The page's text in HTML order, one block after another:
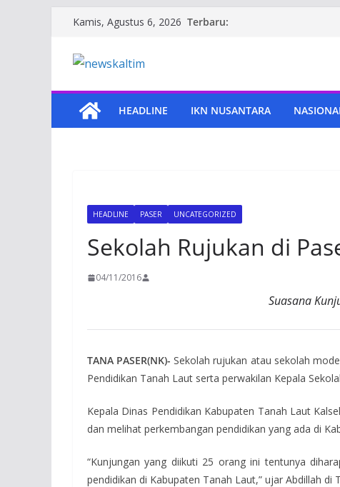
content
Kamis, Agustus 6, 2026 Terbaru:
HEADLINE IKN NUSANTARA
HEADLINE PASER UNCATEGORIZED
Sekolah Rujukan di
04/11/2016
Suasana
TANA PASER(NK)- Sekolah rujukan atau sekolah
Pendidikan Tanah Laut serta perwakilan Kepala
Kepala Dinas Pendidikan Kabupaten Tanah Laut
dan melihat perkembangan pendidikan yang ada di
“Kunjungan yang diikuti 25 orang ini tentunya
pendidikan di Kabupaten Tanah Laut,” ujar Abdillah di